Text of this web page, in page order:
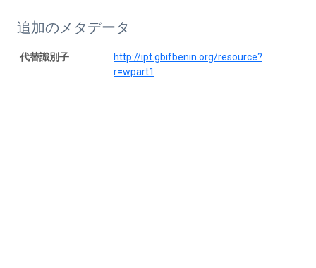
追加のメタデータ
代替識別子
http://ipt.gbifbenin.org/resource?
r=wpart1